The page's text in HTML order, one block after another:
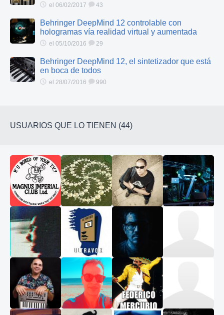
el 06/02/2017 43
Behringer DeepMind 12 controlable con
hologramas vía realidad virtual y aumentada
el 05/10/2016 29
Behringer DeepMind 12, el sintetizador que está
en boca de todos
el 28/07/2016 990
USUARIOS QUE LO TIENEN (44)